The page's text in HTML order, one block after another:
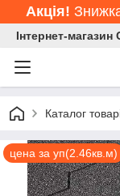
Акція!
Інтернет-
Каталог
цена за уп(2.46кв.м)